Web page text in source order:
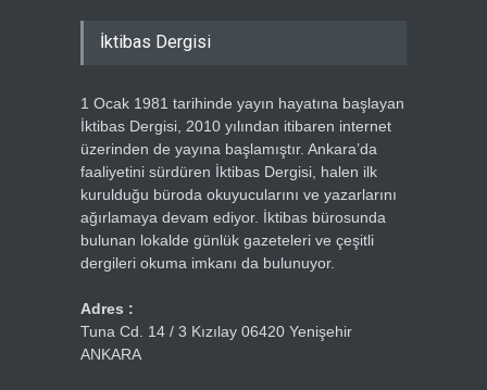
İktibas Dergisi
1 Ocak 1981 tarihinde yayın hayatına başlayan
İktibas Dergisi, 2010 yılından itibaren internet
üzerinden de yayına başlamıştır. Ankara’da
faaliyetini sürdüren İktibas Dergisi, halen ilk
kurulduğu büroda okuyucularını ve yazarlarını
ağırlamaya devam ediyor. İktibas bürosunda
bulunan lokalde günlük gazeteleri ve çeşitli
dergileri okuma imkanı da bulunuyor.
Adres :
Tuna Cd. 14 / 3 Kızılay 06420 Yenişehir
ANKARA